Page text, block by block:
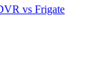
vs Frigate